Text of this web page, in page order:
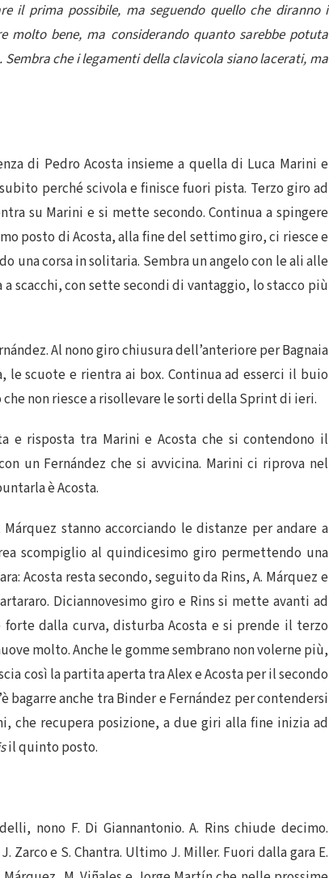
il prima possibile, ma seguendo quello che diranno i
molto bene, ma considerando quanto sarebbe potuta
che i legamenti della clavicola siano lacerati, ma
di Pedro Acosta insieme a quella di Luca Marini e
perché scivola e finisce fuori pista. Terzo giro ad
su Marini e si mette secondo. Continua a spingere
posto di Acosta, alla fine del settimo giro, ci riesce e
corsa in solitaria. Sembra un angelo con le ali alle
scacchi, con sette secondi di vantaggio, lo stacco più
Al nono giro chiusura dell’anteriore per Bagnaia
scuote e rientra ai box. Continua ad esserci il buio
non riesce a risollevare le sorti della Sprint di ieri.
risposta tra Marini e Acosta che si contendono il
un Fernández che si avvicina. Marini ci riprova nel
è Acosta.
stanno accorciando le distanze per andare a
scompiglio al quindicesimo giro permettendo una
Acosta resta secondo, seguito da Rins, A. Márquez e
Diciannovesimo giro e Rins si mette avanti ad
forte dalla curva, disturba Acosta e si prende il terzo
molto. Anche le gomme sembrano non volerne più,
così la partita aperta tra Alex e Acosta per il secondo
bagarre anche tra Binder e Fernández per contendersi
che recupera posizione, a due giri alla fine inizia ad
il quinto posto.
nono F. Di Giannantonio. A. Rins chiude decimo.
Zarco e S. Chantra. Ultimo J. Miller. Fuori dalla gara E.